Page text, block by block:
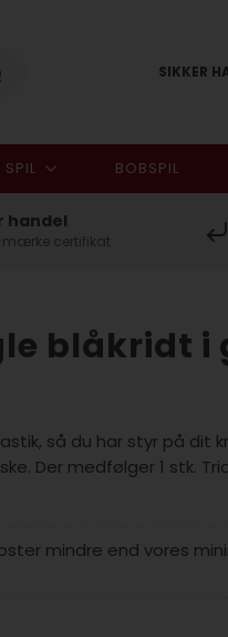
SIKKER
SPIL BOBSPIL
handel
certifikat
blåkridt i
så du har styr på dit
Der medfølger 1 stk.
mindre end vores